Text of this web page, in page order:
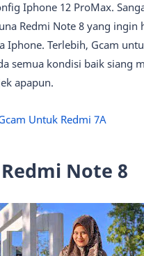
Iphone 12 ProMax.
Redmi Note 8 yang ingin
Iphone. Terlebih, Gcam
semua kondisi baik siang
apapun.
Untuk Redmi 7A
Note 8